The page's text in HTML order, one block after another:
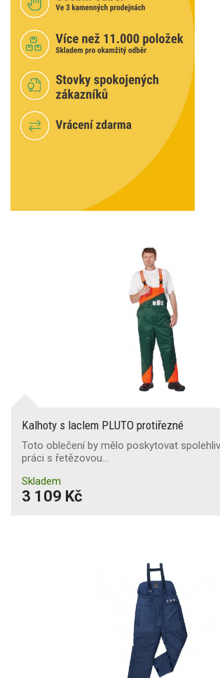
Kalhoty s laclem PLUTO protiřezné
Toto oblečení by mělo poskytovat
práci s řetězovou…
Skladem
3 109 Kč